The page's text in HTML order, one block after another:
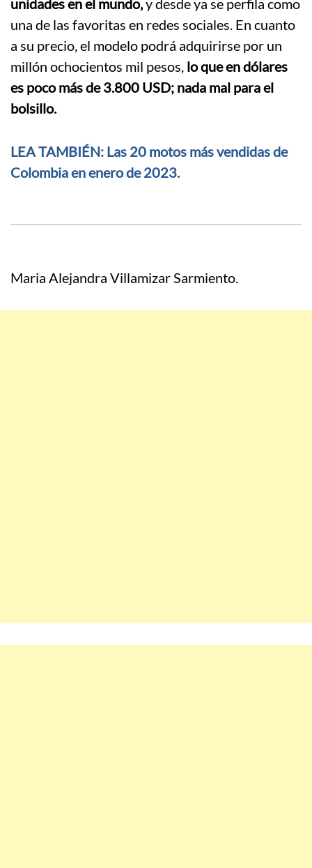
unidades en el mundo,y desde ya se perfila como
una de las favoritas en redes sociales. En cuanto
a su precio, el modelo podrá adquirirse por un
millón ochocientos mil pesos, lo que en dólares
es poco más de 3.800 USD; nada mal para el
bolsillo.
LEA TAMBIÉN: Las 20 motos más vendidas de
Colombia en enero de 2023.
Maria Alejandra Villamizar Sarmiento.